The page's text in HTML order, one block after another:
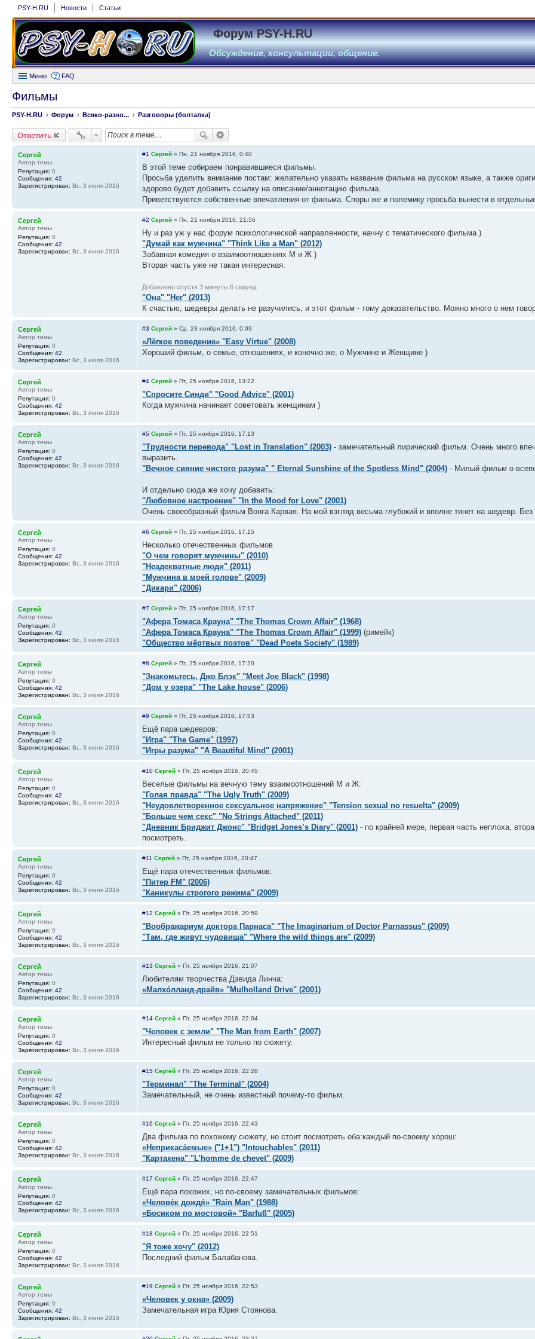
PSY-H.RU Новости Статьи
Форум PSY-H.RU
Обсуждение, консультации, общение.
Меню FAQ
Фильмы
PSY-H.RU Форум Всяко-разно... Разговоры (болталка)
Ответить
Сергей
Автор темы
Репутация: 0
Сообщения: 42
Зарегистрирован: Вс, 3 июля 2016
#1 Сергей » Пн, 21 ноября 2016, 0:40
В этой теме собираем понравившиеся фильмы.
Просьба уделить внимание постам: желательно указать название фильма на русском языке, а также
здорово будет добавить ссылку на описание/аннотацию фильма.
Приветствуются собственные впечатления от фильма. Споры же и полемику просьба вынести в
Сергей
Автор темы
Репутация: 0
Сообщения: 42
Зарегистрирован: Вс, 3 июля 2016
#2 Сергей » Пн, 21 ноября 2016, 21:56
Ну и раз уж у нас форум психологической направленности, начну с тематического фильма )
"Думай как мужчина" "Think Like a Man" (2012)
Забавная комедия о взаимоотношениях М и Ж )
Вторая часть уже не такая интересная.
Добавлено спустя 3 минуты 6 секунд:
"Она" "Her" (2013)
К счастью, шедевры делать не разучились, и этот фильм - тому доказательство. Можно много о нем
Сергей
Автор темы
Репутация: 0
Сообщения: 42
Зарегистрирован: Вс, 3 июля 2016
#3 Сергей » Ср, 23 ноября 2016, 0:09
«Лёгкое поведение» "Easy Virtue" (2008)
Хороший фильм, о семье, отношениях, и конечно же, о Мужчине и Женщине )
Сергей
Автор темы
Репутация: 0
Сообщения: 42
Зарегистрирован: Вс, 3 июля 2016
#4 Сергей » Пт, 25 ноября 2016, 13:22
"Спросите Синди" "Good Advice" (2001)
Когда мужчина начинает советовать женщинам )
Сергей
Автор темы
Репутация: 0
Сообщения: 42
Зарегистрирован: Вс, 3 июля 2016
#5 Сергей » Пт, 25 ноября 2016, 17:13
"Трудности перевода" "Lost in Translation" (2003) - замечательный лирический фильм. Очень много
выразить.
"Вечное сияние чистого разума" " Eternal Sunshine of the Spotless Mind" (2004) - Милый фильм о
И отдельно сюда же хочу добавить:
"Любовное настроение" "In the Mood for Love" (2001)
Очень своеобразный фильм Вонга Карвая. На мой взгляд весьма глубокий и вполне тянет на шедевр. Без
Сергей
Автор темы
Репутация: 0
Сообщения: 42
Зарегистрирован: Вс, 3 июля 2016
#6 Сергей » Пт, 25 ноября 2016, 17:15
Несколько отечественных фильмов
"О чем говорят мужчины" (2010)
"Неадекватные люди" (2011)
"Мужчина в моей голове" (2009)
"Дикари" (2006)
Сергей
Автор темы
Репутация: 0
Сообщения: 42
Зарегистрирован: Вс, 3 июля 2016
#7 Сергей » Пт, 25 ноября 2016, 17:17
"Афера Томаса Крауна" "The Thomas Crown Affair" (1968)
"Афера Томаса Крауна" "The Thomas Crown Affair" (1999) (римейк)
"Общество мёртвых поэтов" "Dead Poets Society" (1989)
Сергей
Автор темы
Репутация: 0
Сообщения: 42
Зарегистрирован: Вс, 3 июля 2016
#8 Сергей » Пт, 25 ноября 2016, 17:20
"Знакомьтесь, Джо Блэк" "Meet Joe Black" (1998)
"Дом у озера" "The Lake house" (2006)
Сергей
Автор темы
Репутация: 0
Сообщения: 42
Зарегистрирован: Вс, 3 июля 2016
#9 Сергей » Пт, 25 ноября 2016, 17:53
Ещё пара шедевров:
"Игра" "The Game" (1997)
"Игры разума" "A Beautiful Mind" (2001)
Сергей
Автор темы
Репутация: 0
Сообщения: 42
Зарегистрирован: Вс, 3 июля 2016
#10 Сергей » Пт, 25 ноября 2016, 20:45
Веселые фильмы на вечную тему взаимоотношений М и Ж:
"Голая правда" "The Ugly Truth" (2009)
"Неудовлетворенное сексуальное напряжение" "Tensiоn sexual no resuelta" (2009)
"Больше чем секс" "No Strings Attached" (2011)
"Дневник Бриджит Джонс" "Bridget Jones’s Diary" (2001) - по крайней мере, первая часть неплоха,
посмотреть.
Сергей
Автор темы
Репутация: 0
Сообщения: 42
Зарегистрирован: Вс, 3 июля 2016
#11 Сергей » Пт, 25 ноября 2016, 20:47
Ещё пара отечественных фильмов:
"Питер FM" (2006)
"Каникулы строгого режима" (2009)
Сергей
Автор темы
Репутация: 0
Сообщения: 42
Зарегистрирован: Вс, 3 июля 2016
#12 Сергей » Пт, 25 ноября 2016, 20:59
"Воображариум доктора Парнаса" "The Imaginarium of Doctor Parnassus" (2009)
"Там, где живут чудовища" "Where the wild things are" (2009)
Сергей
Автор темы
Репутация: 0
Сообщения: 42
Зарегистрирован: Вс, 3 июля 2016
#13 Сергей » Пт, 25 ноября 2016, 21:07
Любителям творчества Дэвида Линча:
«Малхо́лланд-драйв» "Mulholland Drive" (2001)
Сергей
Автор темы
Репутация: 0
Сообщения: 42
Зарегистрирован: Вс, 3 июля 2016
#14 Сергей » Пт, 25 ноября 2016, 22:04
"Человек с земли" "The Man from Earth" (2007)
Интересный фильм не только по сюжету.
Сергей
Автор темы
Репутация: 0
Сообщения: 42
Зарегистрирован: Вс, 3 июля 2016
#15 Сергей » Пт, 25 ноября 2016, 22:28
"Терминал" "The Terminal" (2004)
Замечательный, не очень известный почему-то фильм.
Сергей
Автор темы
Репутация: 0
Сообщения: 42
Зарегистрирован: Вс, 3 июля 2016
#16 Сергей » Пт, 25 ноября 2016, 22:43
Два фильма по похожему сюжету, но стоит посмотреть оба:каждый по-своему хорош:
«Неприкаса́емые» ("1+1") "Intouchables" (2011)
"Картахена" "L’homme de chevet" (2009)
Сергей
Автор темы
Репутация: 0
Сообщения: 42
Зарегистрирован: Вс, 3 июля 2016
#17 Сергей » Пт, 25 ноября 2016, 22:47
Ещё пара похожих, но по-своему замечательных фильмов:
«Челове́к дождя́» "Rain Man" (1988)
«Босиком по мостовой» "Barfuß" (2005)
Сергей
Автор темы
Репутация: 0
Сообщения: 42
Зарегистрирован: Вс, 3 июля 2016
#18 Сергей » Пт, 25 ноября 2016, 22:51
"Я тоже хочу" (2012)
Последний фильм Балабанова.
Сергей
Автор темы
Репутация: 0
Сообщения: 42
Зарегистрирован: Вс, 3 июля 2016
#19 Сергей » Пт, 25 ноября 2016, 22:53
«Человек у окна» (2009)
Замечательная игра Юрия Стоянова.